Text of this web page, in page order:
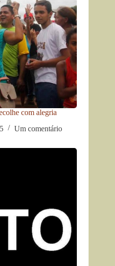
com alegria
Um comentário